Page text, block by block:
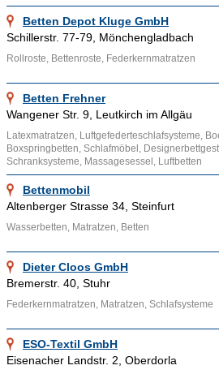
Betten Depot Kluge GmbH
Schillerstr. 77-79, Mönchengladbach
Rollroste, Bettenroste, Federkernmatratzen
Betten Frehner
Wangener Str. 9, Leutkirch im Allgäu
Latexmatratzen, Luftgefederteschlafsysteme,
Boxspringbetten, Schlafmöbel,
Schranksysteme, Massagesessel, Luftbetten
Bettenmobil
Altenberger Strasse 34, Steinfurt
Wasserbetten, Matratzen, Betten
Dieter Cloos GmbH
Bremerstr. 40, Stuhr
Federkernmatratzen, Matratzen, Schlafsysteme
ESO-Textil GmbH
Eisenacher Landstr. 2, Oberdorla